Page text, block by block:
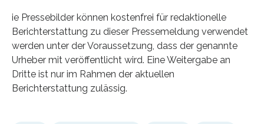
ie Pressebilder können kostenfrei für redaktionelle
Berichterstattung zu dieser Pressemeldung verwendet
werden unter der Voraussetzung, dass der genannte
Urheber mit veröffentlicht wird. Eine Weitergabe an
Dritte ist nur im Rahmen der aktuellen
Berichterstattung zulässig.